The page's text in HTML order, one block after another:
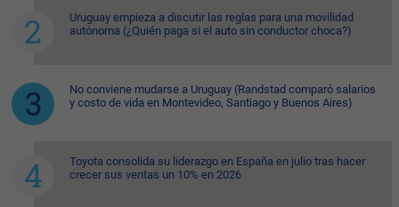
Uruguay empieza a discutir las reglas para una movilidad
autónoma (¿Quién paga si el auto sin conductor choca?)
No conviene mudarse a Uruguay (Randstad comparó salarios
y costo de vida en Montevideo, Santiago y Buenos Aires)
Toyota consolida su liderazgo en España en julio tras hacer
crecer sus ventas un 10% en 2026